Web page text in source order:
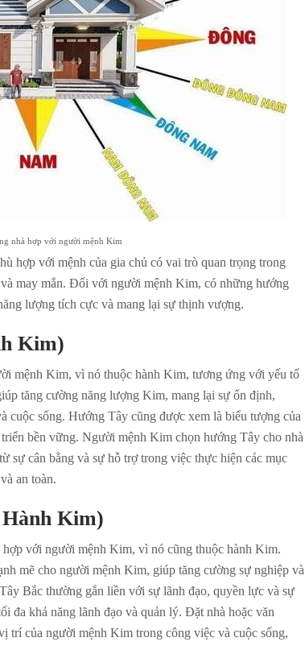
nhà hợp với người mệnh Kim
hợp với mệnh của gia chủ có vai trò quan trọng trong
may mắn. Đối với người mệnh Kim, có những hướng
lượng tích cực và mang lại sự thịnh vượng.
Kim)
mệnh Kim, vì nó thuộc hành Kim, tương ứng với yếu tố
tăng cường năng lượng Kim, mang lại sự ổn định,
cuộc sống. Hướng Tây cũng được xem là biểu tượng của
bền vững. Người mệnh Kim chọn hướng Tây cho nhà
sự cân bằng và sự hỗ trợ trong việc thực hiện các mục
an toàn.
Kim)
với người mệnh Kim, vì nó cũng thuộc hành Kim.
mẽ cho người mệnh Kim, giúp tăng cường sự nghiệp và
Bắc thường gắn liền với sự lãnh đạo, quyền lực và sự
đa khả năng lãnh đạo và quản lý. Đặt nhà hoặc văn
trí của người mệnh Kim trong công việc và cuộc sống,